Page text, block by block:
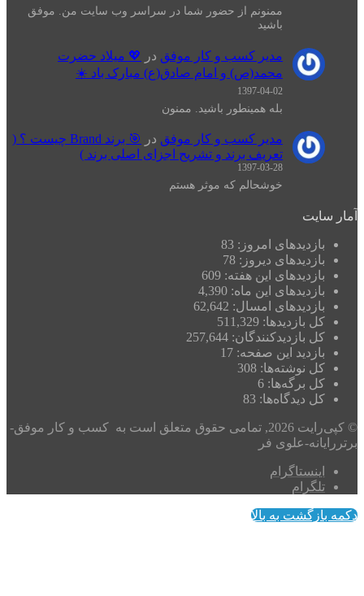
ممنونم از حضور شما در سراسر وب سایت من. موفق
باشید
مدیر کسب و کار موفق در
💖 میلاد حضرت
محمد(ص) و امام صادق(ع) مبارک باد ☀️
1397-04-02
بله همینطور باشید. ممنون
مدیر کسب و کار موفق در
🎯 برند Brand چیست ؟ (
تعریف برند و تشریح اجزای اصلی برند )
1397-03-28
خوشحالم که موثر هستم
آمار سایت
بازدیدهای امروز: 83
بازدیدهای دیروز: 78
بازدیدهای این هفته: 609
بازدیدهای این ماه: 4,390
بازدیدهای امسال: 62,642
کل بازدیدها: 511,329
کل بازدیدکنند‌گان: 257,644
بازدید این صفحه: 17
کل نوشته‌ها: 308
کل برگه‌ها: 6
کل دیدگاه‌ها: 83
© کپی‌رایت 2026, تمامی حقوق متعلق است به کسب و کار موفق-
برتررایانه-علوی فر
اینستاگرام
تلگرام
دکمه بازگشت به بالا